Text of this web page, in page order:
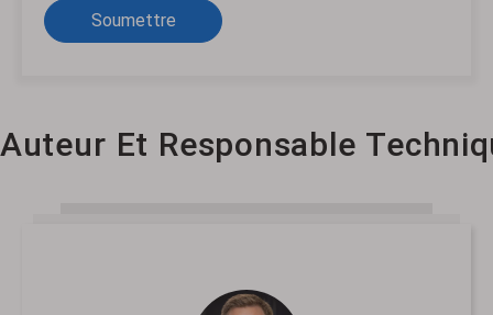
Soumettre
Auteur Et Responsable